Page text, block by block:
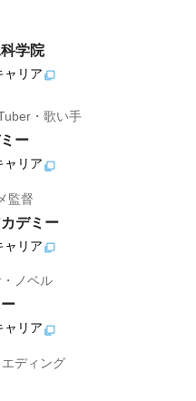
学院
ャリア
・歌い手
ー
ャリア
監督
デミー
ャリア
ノベル
ャリア
ディング